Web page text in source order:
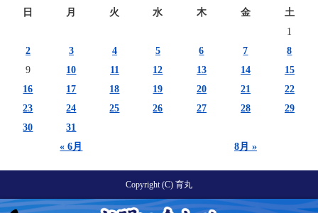
日 月 火 水 木 金 土
« 6月 8月 »
1
2
3 4 5 6 7
8
9
10 11 12 13 14
15
16
17 18 19 20 21
22
23
24 25 26 27 28
29
30
31
Copyright (C) 育丸